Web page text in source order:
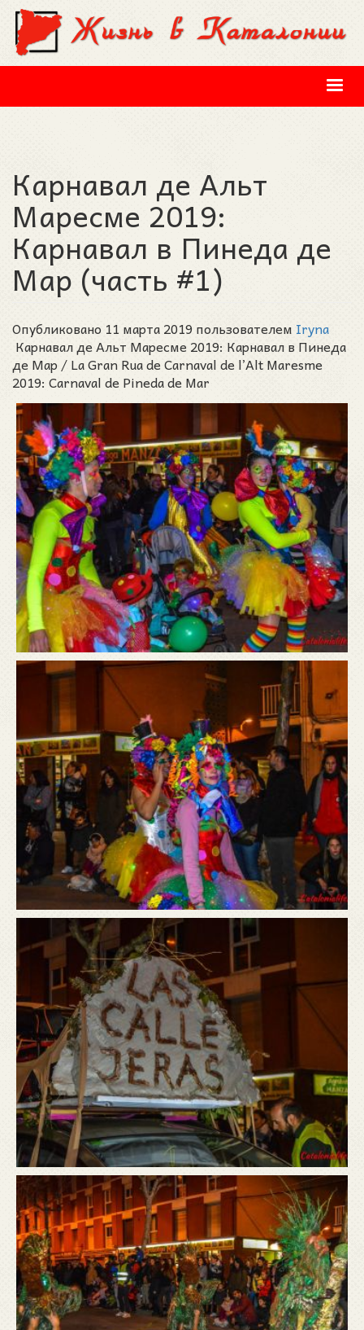
Перейти к основному содержанию
Карнавал дe Альт
Маресме 2019:
Карнавал в Пинеда де
Мар (часть #1)
Опубликовано 11 марта 2019 пользователем Iryna
Карнавал дe Альт Маресме 2019: Карнавал в Пинеда
де Мар / La Gran Rua de Carnaval de l’Alt Maresme
2019: Carnaval de Pineda de Mar